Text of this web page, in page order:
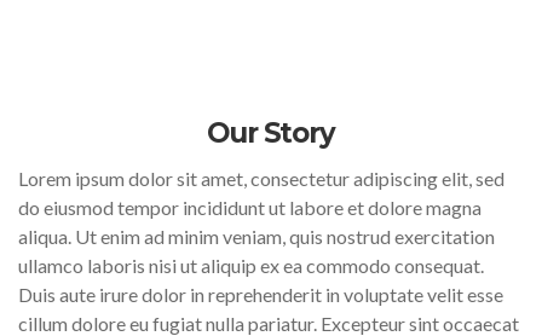
Our Story
Lorem ipsum dolor sit amet, consectetur adipiscing elit, sed
do eiusmod tempor incididunt ut labore et dolore magna
aliqua. Ut enim ad minim veniam, quis nostrud exercitation
ullamco laboris nisi ut aliquip ex ea commodo consequat.
Duis aute irure dolor in reprehenderit in voluptate velit esse
cillum dolore eu fugiat nulla pariatur. Excepteur sint occaecat